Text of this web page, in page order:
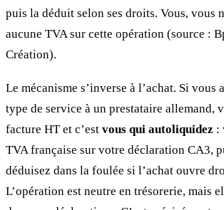
puis la déduit selon ses droits. Vous, vous
aucune TVA sur cette opération (source :
Création).
Le mécanisme s’inverse à l’achat. Si vous
type de service à un prestataire allemand,
facture HT et c’est vous qui autoliquidez :
TVA française sur votre déclaration CA3,
déduisez dans la foulée si l’achat ouvre
L’opération est neutre en trésorerie, mais